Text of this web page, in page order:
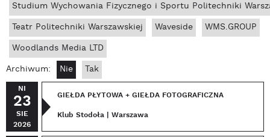
Studium Wychowania Fizycznego i Sportu Politechniki
Teatr Politechniki Warszawskiej
Waveside
WMS.GROUP
Woodlands Media LTD
Archiwum:
Nie Tak
NI
23
SIE
2026
GIEŁDA PŁYTOWA + GIEŁDA FOTOGRAFICZNA
Klub Stodoła | Warszawa